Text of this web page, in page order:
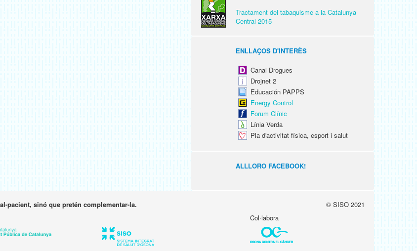
Tractament del tabaquisme a la Catalunya
Central 2015
ENLLAÇOS D'INTERÈS
Canal Drogues
Drojnet 2
Educación PAPPS
Energy Control
Forum Clínic
Línia Verda
Pla d'activitat física, esport i salut
ALLLORO FACEBOOK!
pacient, sinó que pretén complementar-la.
© SISO 2021
Col·labora